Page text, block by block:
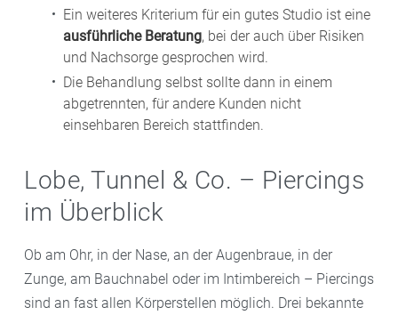
Ein weiteres Kriterium für ein gutes Studio ist eine
ausführliche Beratung, bei der auch über Risiken
und Nachsorge gesprochen wird.
Die Behandlung selbst sollte dann in einem
abgetrennten, für andere Kunden nicht
einsehbaren Bereich stattfinden.
Lobe, Tunnel & Co. – Piercings
im Überblick
Ob am Ohr, in der Nase, an der Augenbraue, in der
Zunge, am Bauchnabel oder im Intimbereich – Piercings
sind an fast allen Körperstellen möglich. Drei bekannte